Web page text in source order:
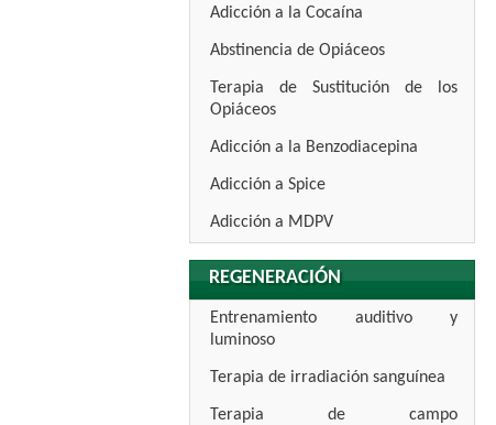
Adicción a la Cocaína
Abstinencia de Opiáceos
Terapia de Sustitución de los
Opiáceos
Adicción a la Benzodiacepina
Adicción a Spice
Adicción a MDPV
REGENERACIÓN
Entrenamiento auditivo y
luminoso
Terapia de irradiación sanguínea
Terapia de campo